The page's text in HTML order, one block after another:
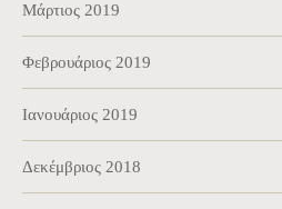
Μάρτιος 2019
Φεβρουάριος 2019
Ιανουάριος 2019
Δεκέμβριος 2018